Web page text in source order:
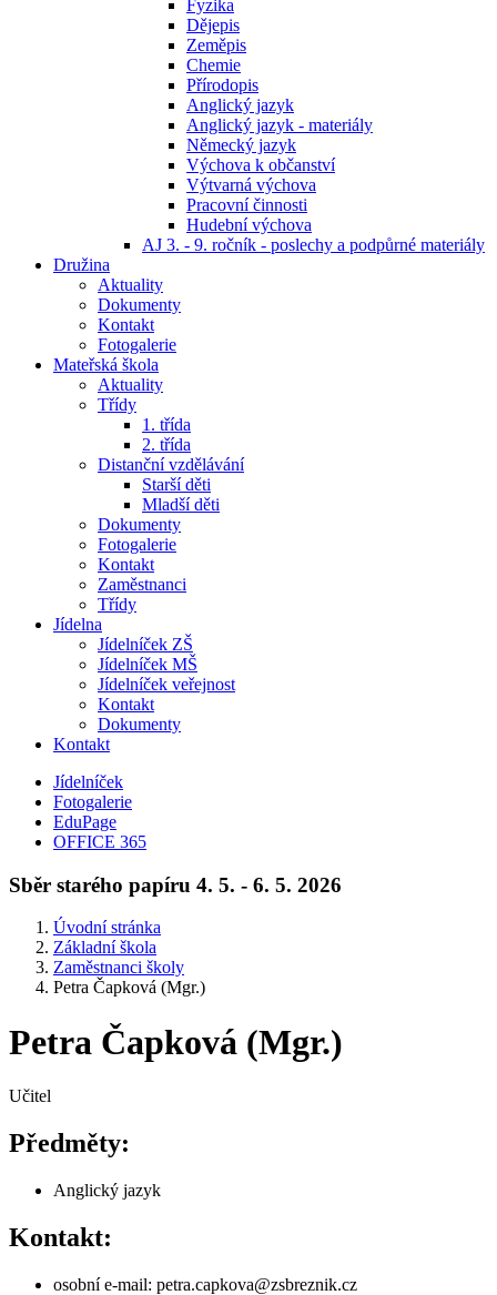
Fyzika
Dějepis
Zeměpis
Chemie
Přírodopis
Anglický jazyk
Anglický jazyk - materiály
Německý jazyk
Výchova k občanství
Výtvarná výchova
Pracovní činnosti
Hudební výchova
AJ 3. - 9. ročník - poslechy a podpůrné materiály
Družina
Aktuality
Dokumenty
Kontakt
Fotogalerie
Mateřská škola
Aktuality
Třídy
1. třída
2. třída
Distanční vzdělávání
Starší děti
Mladší děti
Dokumenty
Fotogalerie
Kontakt
Zaměstnanci
Třídy
Jídelna
Jídelníček ZŠ
Jídelníček MŠ
Jídelníček veřejnost
Kontakt
Dokumenty
Kontakt
Jídelníček
Fotogalerie
EduPage
OFFICE 365
Sběr starého papíru 4. 5. - 6. 5. 2026
Úvodní stránka
Základní škola
Zaměstnanci školy
Petra Čapková (Mgr.)
Petra Čapková (Mgr.)
Učitel
Předměty:
Anglický jazyk
Kontakt:
osobní e-mail: petra.capkova@zsbreznik.cz